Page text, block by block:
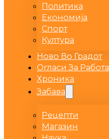
Политика
Економија
Спорт
Култура
Ново Во Градот
Огласи За Работа
Хроника
Забава
Рецепти
Магазин